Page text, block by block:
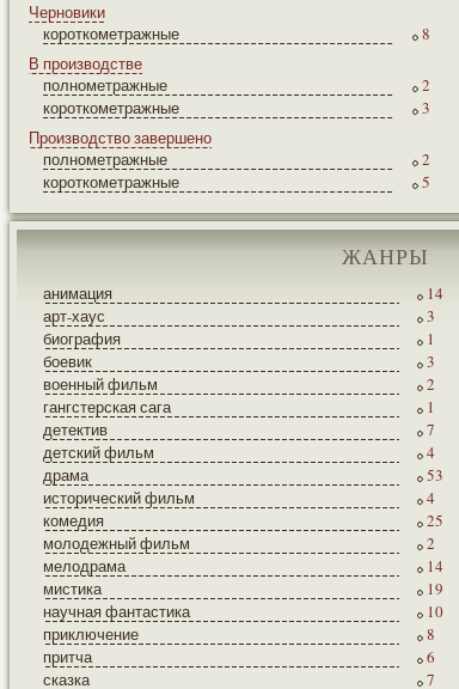
Черновики
короткометражные
8
В производстве
полнометражные
2
короткометражные
3
Производство завершено
полнометражные
2
короткометражные
5
ЖАНРЫ
анимация
14
арт-хаус
3
биография
1
боевик
3
военный фильм
2
гангстерская сага
1
детектив
7
детский фильм
4
драма
53
исторический фильм
4
комедия
25
молодежный фильм
2
мелодрама
14
мистика
19
научная фантастика
10
приключение
8
притча
6
сказка
7